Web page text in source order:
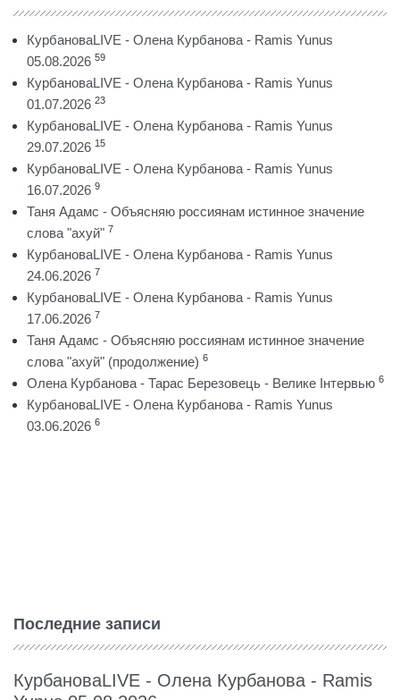
КурбановаLIVE - Олена Курбанова - Ramis Yunus
05.08.2026 59
КурбановаLIVE - Олена Курбанова - Ramis Yunus
01.07.2026 23
КурбановаLIVE - Олена Курбанова - Ramis Yunus
29.07.2026 15
КурбановаLIVE - Олена Курбанова - Ramis Yunus
16.07.2026 9
Таня Адамс - Объясняю россиянам истинное значение
слова "ахуй" 7
КурбановаLIVE - Олена Курбанова - Ramis Yunus
24.06.2026 7
КурбановаLIVE - Олена Курбанова - Ramis Yunus
17.06.2026 7
Таня Адамс - Объясняю россиянам истинное значение
слова "ахуй" (продолжение) 6
Олена Курбанова - Тарас Березовець - Велике Інтервью 6
КурбановаLIVE - Олена Курбанова - Ramis Yunus
03.06.2026 6
Последние записи
КурбановаLIVE - Олена Курбанова - Ramis